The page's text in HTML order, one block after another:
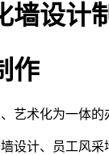
墙设计
作
艺术化为一体
设计、员工风采